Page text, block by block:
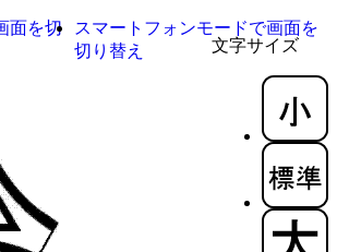
文字サイズ
面を切
スマートフォンモードで画面を
切り替え